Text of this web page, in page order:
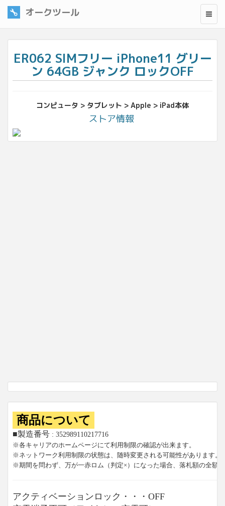
オークツール
ER062 SIMフリー iPhone11 グリー
ン 64GB ジャンク ロックOFF
コンピュータ > タブレット > Apple > iPad本体
ストア情報
商品について
■製造番号 : 352989110217716
※各キャリアのホームページにて利用制限の確認が出来ます。
※ネットワーク利用制限の状態は、随時変更される可能性があります。
※期間を問わず、万が一赤ロム（判定×）になった場合、落札額の全額
アクティベーションロック・・・OFF